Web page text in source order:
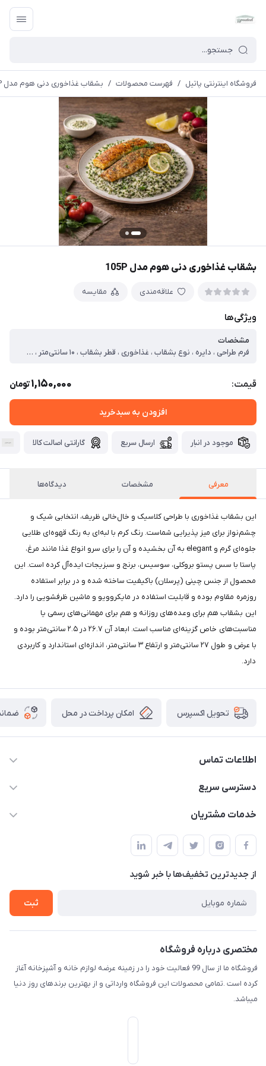
فروشگاه اینترنتی پاتیل / فهرست محصولات / بشقاب غذاخوری دنی هوم مدل 105P
بشقاب غذاخوری دنی هوم مدل 105P
علاقه‌مندی مقایسه
ویژگی‌ها
مشخصات
فرم طراحی ، دایره ، نوع بشقاب ، غذاخوری ، قطر بشقاب ، ۱۰ سانتی‌متر ، سطح بشقاب ، لعاب‌دار ، نوع لبه بشقاب ، صاف ، ابعاد ، ۲۷x۲۷x۲ سانتی‌متر ، وزن ، ۸۴۰ گرم ، جنس ، چینی ، تعداد تکه ، ۱ ، قابلیت شست‌وشو ، با دست ، با ماشین ظرف‌شویی
قیمت: 1,150,000تومان
افزودن به سبدخرید
موجود در انبار ارسال سریع گارانتی اصالت کالا
معرفی مشخصات دیدگاه‌ها
این بشقاب غذاخوری با طراحی کلاسیک و خال‌خالی ظریف، انتخابی شیک و
چشم‌نواز برای میز پذیرایی شماست. رنگ کرم با لبه‌ای به رنگ قهوه‌ای طلایی
جلوه‌ای گرم و elegant به آن بخشیده و آن را برای سرو انواع غذا مانند مرغ،
پاستا با سس پستو بروکلی، سوسیس، برنج و سبزیجات ایده‌آل کرده است. این
محصول از جنس چینی (پرسلان) باکیفیت ساخته شده و در برابر استفاده
روزمره مقاوم بوده و قابلیت استفاده در مایکروویو و ماشین ظرفشویی را دارد.
این بشقاب هم برای وعده‌های روزانه و هم برای مهمانی‌های رسمی یا
مناسبت‌های خاص گزینه‌ای مناسب است. ابعاد آن ۲۶.۷ در ۲.۵ سانتی‌متر بوده و
با عرض و طول ۲۷ سانتی‌متر و ارتفاع ۳ سانتی‌متر، اندازه‌ای استاندارد و کاربردی
دارد.
تحویل اکسپرس امکان پرداخت در محل
اطلاعات تماس
09165044753
دسترسی سریع
حساب کاربری
لیست محصولات
درباره ما
خدمات مشتریان
قوانین و مقررات
حریم خصوصی
راهنما
از جدید‌ترین تخفیف‌ها با‌ خبر شوید
ثبت
مختصری درباره فروشگاه
فروشگاه ما از سال 99 فعالیت خود را در زمینه عرضه لوازم خانه و آشپزخانه آغاز
کرده است .تمامی محصولات این فروشگاه وارداتی و از بهترین برندهای روز دنیا
میباشد.